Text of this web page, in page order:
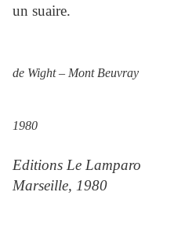
un suaire.
de Wight – Mont Beuvray
1980
Editions Le Lamparo
Marseille, 1980